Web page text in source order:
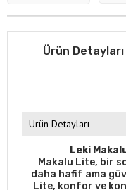
Ürün Detayları
Ürün Detayları
Leki
Makalu Lite, bir
daha hafif ama
Lite, konfor ve